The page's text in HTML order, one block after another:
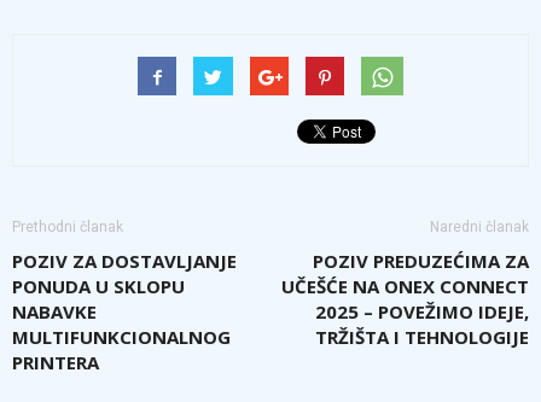
Prethodni članak
POZIV ZA DOSTAVLJANJE
PONUDA U SKLOPU
NABAVKE
MULTIFUNKCIONALNOG
PRINTERA
Naredni članak
POZIV PREDUZEĆIMA ZA
UČEŠĆE NA ONEX CONNECT
2025 – POVEŽIMO IDEJE,
TRŽIŠTA I TEHNOLOGIJE